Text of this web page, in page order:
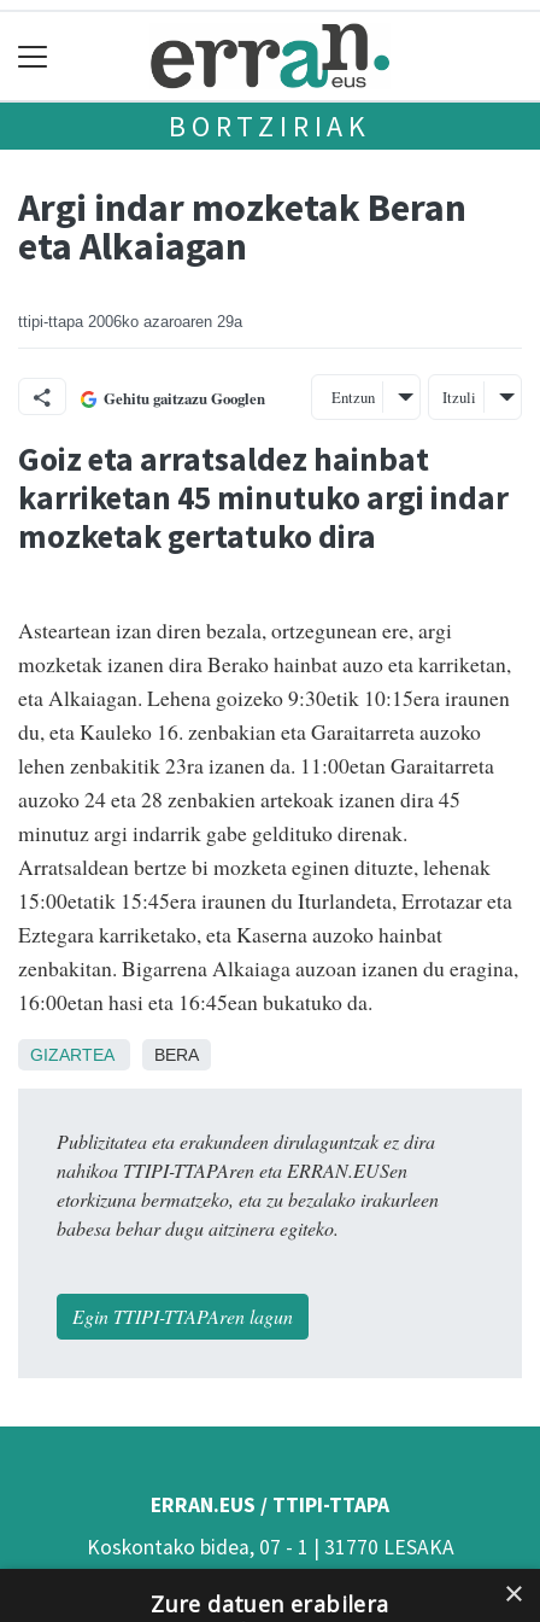
BORTZIRIAK
Argi indar mozketak Beran
eta Alkaiagan
ttipi-ttapa 2006ko azaroaren 29a
Gehitu gaitzazu Googlen Entzun Itzuli
Goiz eta arratsaldez hainbat
karriketan 45 minutuko argi indar
mozketak gertatuko dira
Asteartean izan diren bezala, ortzegunean ere, argi
mozketak izanen dira Berako hainbat auzo eta karriketan,
eta Alkaiagan. Lehena goizeko 9:30etik 10:15era iraunen
du, eta Kauleko 16. zenbakian eta Garaitarreta auzoko
lehen zenbakitik 23ra izanen da. 11:00etan Garaitarreta
auzoko 24 eta 28 zenbakien artekoak izanen dira 45
minutuz argi indarrik gabe geldituko direnak.
Arratsaldean bertze bi mozketa eginen dituzte, lehenak
15:00etatik 15:45era iraunen du Iturlandeta, Errotazar eta
Eztegara karriketako, eta Kaserna auzoko hainbat
zenbakitan. Bigarrena Alkaiaga auzoan izanen du eragina,
16:00etan hasi eta 16:45ean bukatuko da.
GIZARTEA BERA
Publizitatea eta erakundeen dirulaguntzak ez dira
nahikoa TTIPI-TTAPAren eta ERRAN.EUSen
etorkizuna bermatzeko, eta zu bezalako irakurleen
babesa behar dugu aitzinera egiteko.
Egin TTIPI-TTAPAren lagun
ERRAN.EUS / TTIPI-TTAPA
Koskontako bidea, 07 - 1 | 31770 LESAKA
(Nafarroa)
×
Zure datuen erabilera